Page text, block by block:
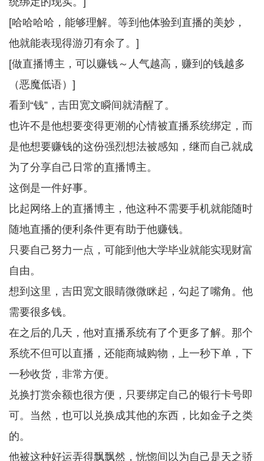
[哈哈哈哈，能够理解。等到他体验到直播的美妙，
他就能表现得游刃有余了。]
[做直播博主，可以赚钱～人气越高，赚到的钱越多
（恶魔低语）]
看到“钱”，吉田宽文瞬间就清醒了。
也许不是他想要变得更潮的心情被直播系统绑定，而
是他想要赚钱的这份强烈想法被感知，继而自己就成
为了分享自己日常的直播博主。
这倒是一件好事。
比起网络上的直播博主，他这种不需要手机就能随时
随地直播的便利条件更有助于他赚钱。
只要自己努力一点，可能到他大学毕业就能实现财富
自由。
想到这里，吉田宽文眼睛微微眯起，勾起了嘴角。他
需要很多钱。
在之后的几天，他对直播系统有了个更多了解。那个
系统不但可以直播，还能商城购物，上一秒下单，下
一秒收货，非常方便。
兑换打赏余额也很方便，只要绑定自己的银行卡号即
可。当然，也可以兑换成其他的东西，比如金子之类
的。
他被这种好运弄得飘飘然，恍惚间以为自己是天之骄